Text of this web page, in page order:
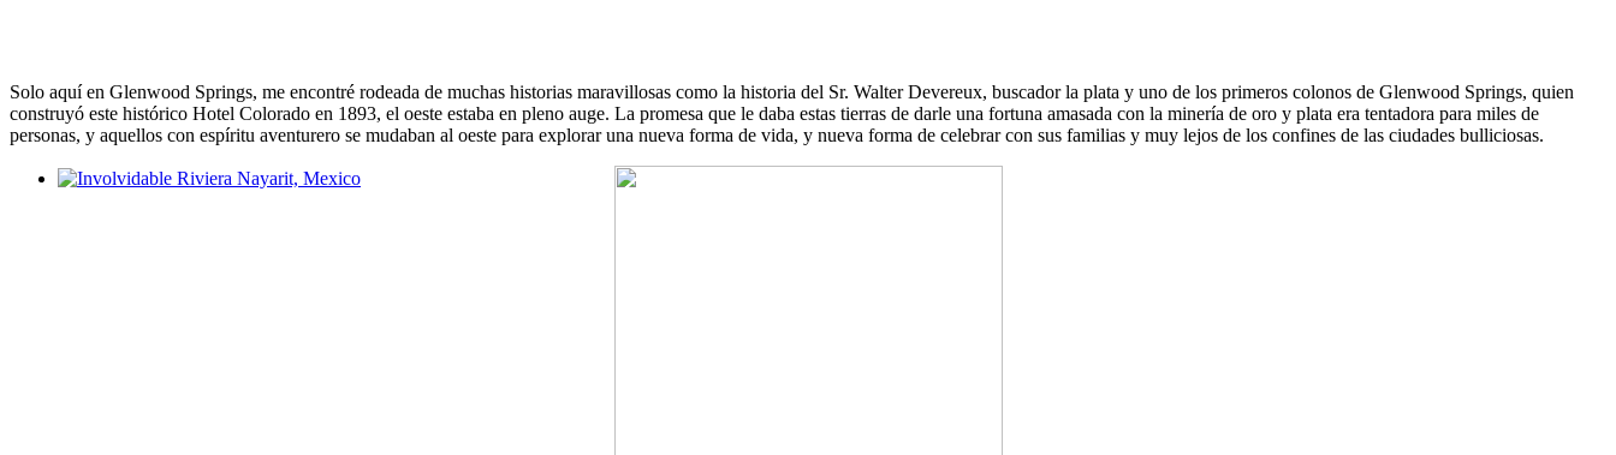
Solo aquí en Glenwood Springs, me encontré rodeada de muchas historias maravillosas como la historia del Sr. Walter Devereux, buscador la plata y uno de los primeros colonos de Glenwood Springs, quien
construyó este histórico Hotel Colorado en 1893, el oeste estaba en pleno auge. La promesa que le daba estas tierras de darle una fortuna amasada con la minería de oro y plata era tentadora para miles de
personas, y aquellos con espíritu aventurero se mudaban al oeste para explorar una nueva forma de vida, y nueva forma de celebrar con sus familias y muy lejos de los confines de las ciudades bulliciosas.